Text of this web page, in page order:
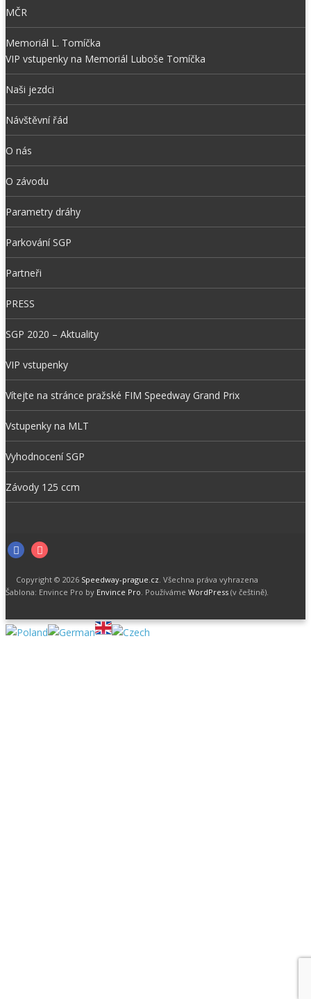
MČR
Memoriál L. Tomíčka
VIP vstupenky na Memoriál Luboše Tomíčka
Naši jezdci
Návštěvní řád
O nás
O závodu
Parametry dráhy
Parkování SGP
Partneři
PRESS
SGP 2020 – Aktuality
VIP vstupenky
Vítejte na stránce pražské FIM Speedway Grand Prix
Vstupenky na MLT
Vyhodnocení SGP
Závody 125 ccm
FacebookInstagram
Copyright © 2026 Speedway-prague.cz. Všechna práva vyhrazena
Šablona: Envince Pro by Envince Pro. Používáme WordPress (v češtině).